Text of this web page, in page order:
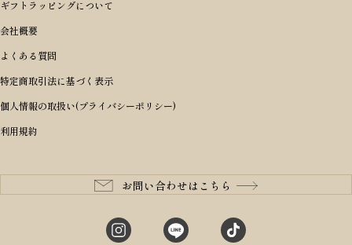
ショルダーバッグ
ボディバッグ・ウエストバッグ
長財布
二つ折り財布
三つ折り財布
コインケース・小銭入れ
PORTER 吉田カバン ポーター
BRIEFING ブリーフィング
Dakota ダコタ
CLEDRAN クレドラン
aniary アニアリ
CIE シー
StitchandSew ステッチアンドソー
女の子ランドセル
男の子ランドセル
ランドセル小物・その他
レッド
ピンク
パープル(ラベンダー)
ブルー・ネイビー
〜49,999円
50,000円〜59,999円
60,000円〜69,999円
70,000円〜79,999円
80,000円〜
キャディバッグ
ヘッドカバー
ゴルフ小物
ゴルフウェア/アクセサリー
ブランドから選ぶ
BRIEFING ブリーフィング
master-piece マスターピース
JONES ジョーンズ
木の庄帆布
誕生日
結婚祝い
出産祝い
入学・進学祝い
成人祝い
就職・栄転祝い
長寿・還暦祝い
性別・年齢から探す
男性向け
女性向け
10代
20代
30代
予算から探す
〜4,999円
5,000円〜9,999円
10,000円〜19,999円
20,000円〜29,999円
ギフトラッピングについて
会社概要
よくある質問
特定商取引法に基づく表示
個人情報の取扱い(プライバシーポリシー)
利用規約
お問い合わせはこちら